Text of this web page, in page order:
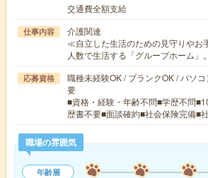
交通費全額支給
仕事内容
介護関連
≪自立した生活のための見守りや
人数で生活する「グループホーム
応募資格
職種未経験OK / ブランクOK / パソ
要
■資格・経験・年齢不問■学歴不問
歴書不要■面談確約■社会保険完備■
職場の雰囲気
年齢層